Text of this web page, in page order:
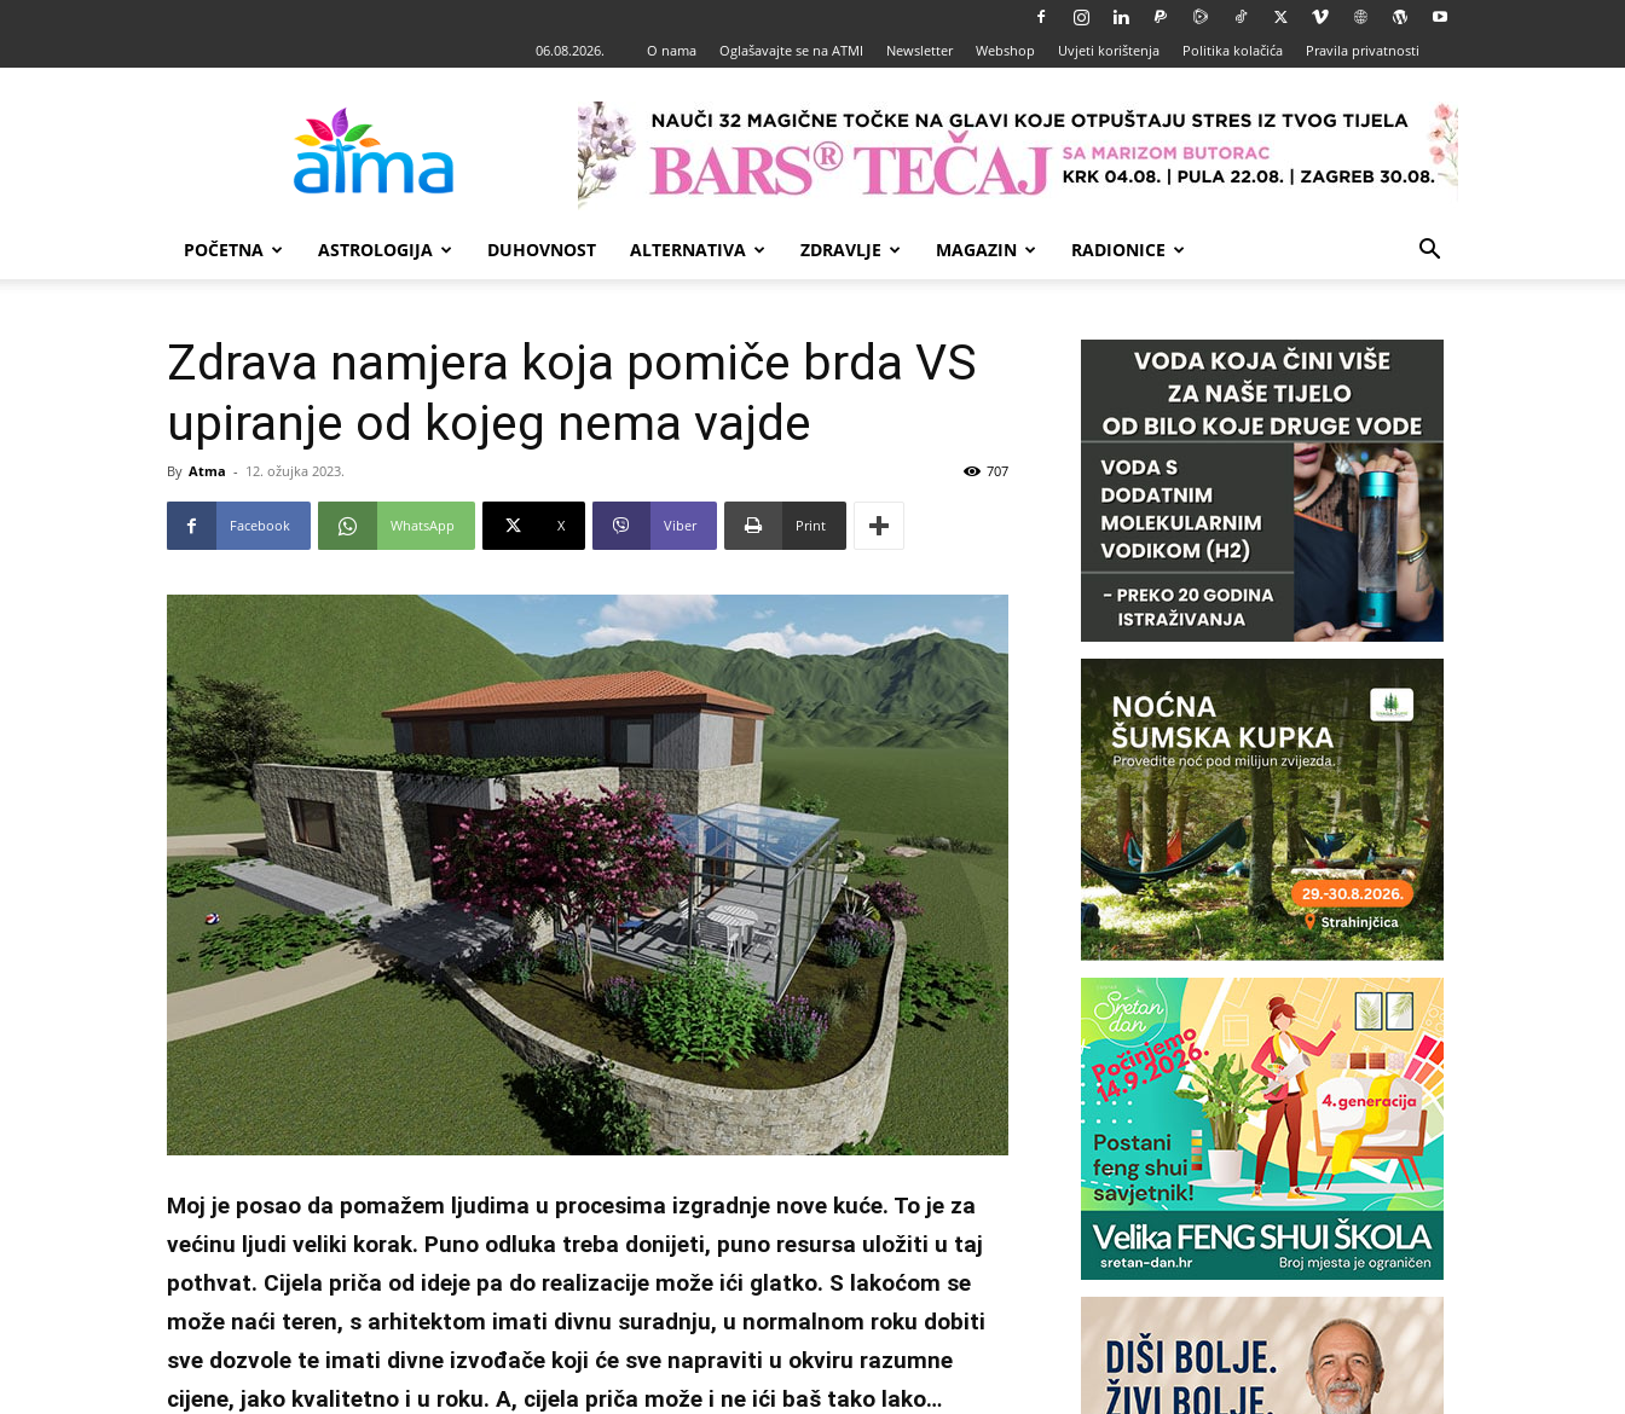
06.08.2026. O nama Oglašavajte se na ATMI Newsletter Webshop Uvjeti korištenja Politika kolačića Pravila privatnosti
POČETNA ASTROLOGIJA DUHOVNOST ALTERNATIVA ZDRAVLJE MAGAZIN RADIONICE
Zdrava namjera koja pomiče brda VS
upiranje od kojeg nema vajde
By Atma - 12. ožujka 2023. 707
Facebook WhatsApp X Viber Print
Moj je posao da pomažem ljudima u procesima izgradnje nove kuće. To je za
većinu ljudi veliki korak. Puno odluka treba donijeti, puno resursa uložiti u taj
pothvat. Cijela priča od ideje pa do realizacije može ići glatko. S lakoćom se
može naći teren, s arhitektom imati divnu suradnju, u normalnom roku dobiti
sve dozvole te imati divne izvođače koji će sve napraviti u okviru razumne
cijene, jako kvalitetno i u roku. A, cijela priča može i ne ići baš tako lako…